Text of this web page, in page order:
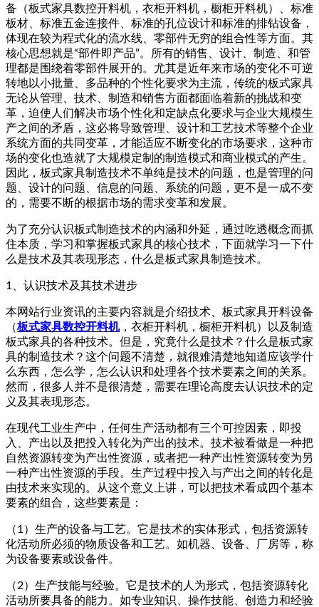
备（板式家具数控开料机，衣柜开料机，橱柜开料机）、标准
板材、标准五金连接件、标准的孔位设计和标准的排钻设备，
体现在较为程式化的流水线、零部件无穷的组合性等方面。其
核心思想就是“部件即产品”。所有的销售、设计、制造、和管
理都是围绕着零部件展开的。尤其是近年来市场的变化不可逆
转地以小批量、多品种的个性化要求为主流，传统的板式家具
无论从管理、技术、制造和销售方面都面临着新的挑战和变
革，迫使人们解决市场个性化和定缺点化要求与企业大规模生
产之间的矛盾，这必将导致管理、设计和工艺技术等整个企业
系统方面的共同变革，才能适应不断变化的市场要求，这种市
场的变化也造就了大规模定制的制造模式和商业模式的产生。
因此，板式家具制造技术不单纯是技术的问题，也是管理的问
题、设计的问题、信息的问题、系统的问题，更不是一成不变
的，需要不断的根据市场的需求变革和发展。
为了充分认识板式制造技术的内涵和外延，通过吃透概念而抓
住本质，学习和掌握板式家具的核心技术，下面就学习一下什
么是技术及其表现形态，什么是板式家具制造技术。
1、认识技术及其技术进步
本网站行业资讯的主要内容就是介绍技术、板式家具开料设备
（板式家具数控开料机，衣柜开料机，橱柜开料机）以及制造
板式家具的各种技术。但是，究竟什么是技术？什么是板式家
具的制造技术？这个问题不清楚，就很难清楚地知道应该学什
么东西，怎么学，怎么认识和处理各个技术要素之间的关系。
然而，很多人并不是很清楚，需要在理论高度去认识技术的定
义及其表现形态。
在现代工业生产中，任何生产活动都有三个可控因素，即投
入、产出以及把投入转化为产出的技术。技术被看做是一种把
自然资源转变为产出性资源，或者把一种产出性资源转变为另
一种产出性资源的手段。生产过程中投入与产出之间的转化是
由技术来实现的。从这个意义上讲，可以把技术看成四个基本
要素的组合，这些要素是：
（1）生产的设备与工艺。它是技术的实体形式，包括资源转
化活动所必须的物质设备和工艺。如机器、设备、厂房等，称
为设备要素或设备件。
（2）生产技能与经验。它是技术的人为形式，包括资源转化
活动所要具备的能力。如专业知识、操作技能、创造力和经验